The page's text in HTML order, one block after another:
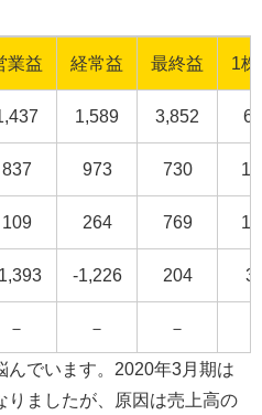
業益 経常益 最終益 1
1,589 3,852
837 973 730
109 264 769
-1,226 204
－ － －
んでいます。2020年3月期は
りましたが、原因は売上高の